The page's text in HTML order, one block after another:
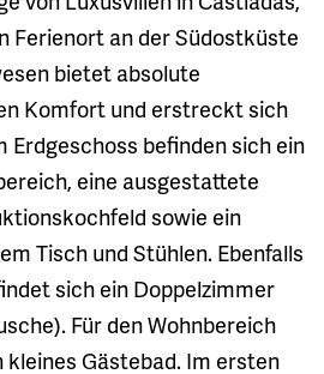
Ferienort an der Südostküste
bietet absolute
Komfort und erstreckt sich
Erdgeschoss befinden sich ein
eine ausgestattete
sowie ein
Tisch und Stühlen. Ebenfalls
sich ein Doppelzimmer
Für den Wohnbereich
kleines Gästebad. Im ersten